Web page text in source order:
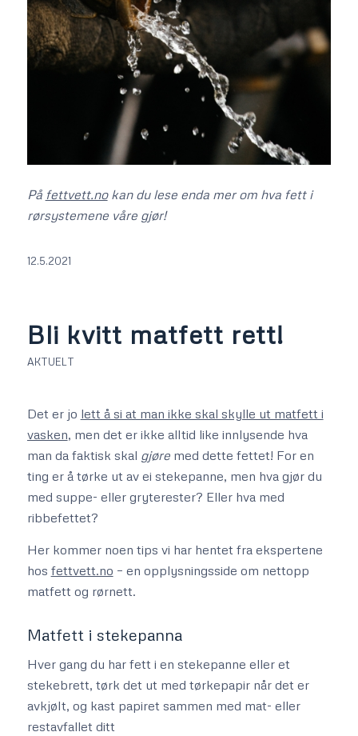
På fettvett.nokan du lese enda mer om hva fett i
rørsystemene våre gjør!
12.5.2021
Bli kvitt matfett rett!
AKTUELT
Det er jo lett å si at man ikke skal skylle ut matfett i
vasken, men det er ikke alltid like innlysende hva
man da faktisk skal gjøremed dette fettet! For en
ting er å tørke ut av ei stekepanne, men hva gjør du
med suppe- eller gryterester? Eller hva med
ribbefettet?
Her kommer noen tips vi har hentet fra ekspertene
hos fettvett.no – en opplysningsside om nettopp
matfett og rørnett.
Matfett i stekepanna
Hver gang du har fett i en stekepanne eller et
stekebrett, tørk det ut med tørkepapir når det er
avkjølt, og kast papiret sammen med mat- eller
restavfallet ditt